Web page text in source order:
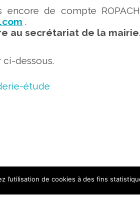
encore de compte
.
au secrétariat de la
dessous.
étude
l’utilisation de cookies à des fins